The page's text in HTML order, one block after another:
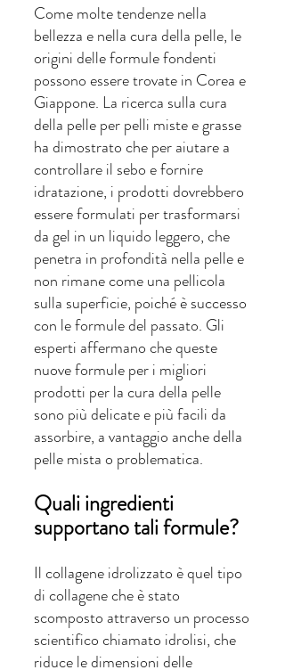
Come molte tendenze nella
bellezza e nella cura della pelle, le
origini delle formule fondenti
possono essere trovate in Corea e
Giappone. La ricerca sulla cura
della pelle per pelli miste e grasse
ha dimostrato che per aiutare a
controllare il sebo e fornire
idratazione, i prodotti dovrebbero
essere formulati per trasformarsi
da gel in un liquido leggero, che
penetra in profondità nella pelle e
non rimane come una pellicola
sulla superficie, poiché è successo
con le formule del passato. Gli
esperti affermano che queste
nuove formule per i migliori
prodotti per la cura della pelle
sono più delicate e più facili da
assorbire, a vantaggio anche della
pelle mista o problematica.
Quali ingredienti
supportano tali formule?
Il collagene idrolizzato è quel tipo
di collagene che è stato
scomposto attraverso un processo
scientifico chiamato idrolisi, che
riduce le dimensioni delle